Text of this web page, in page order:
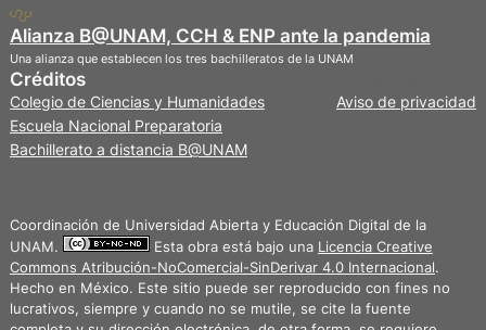
Alianza B@UNAM, CCH & ENP ante la pandemia
Una alianza que establecen los tres bachilleratos de la UNAM
Créditos
Colegio de Ciencias y Humanidades
Escuela Nacional Preparatoria
Bachillerato a distancia B@UNAM
Aviso de privacidad
Coordinación de Universidad Abierta y Educación Digital de la
UNAM.
Esta obra está bajo una Licencia Creative
Commons Atribución-NoComercial-SinDerivar 4.0 Internacional.
Hecho en México. Este sitio puede ser reproducido con fines no
lucrativos, siempre y cuando no se mutile, se cite la fuente